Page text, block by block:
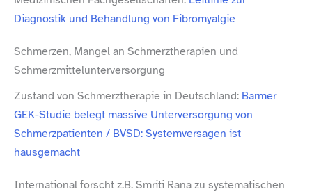
Diagnostik und Behandlung von Fibromyalgie
Schmerzen, Mangel an Schmerztherapien und
Schmerzmittelunterversorgung
Zustand von Schmerztherapie in Deutschland: Barmer
GEK-​Studie belegt massive Unterversorgung von
Schmerzpatienten /​ BVSD: Systemversagen ist
hausgemacht
International forscht z.B. Smriti Rana zu systematischen